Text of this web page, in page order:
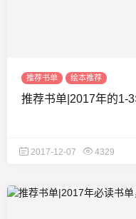
推荐书单 绘本推荐
推荐书单|2017年的1-
2017-12-07 4329